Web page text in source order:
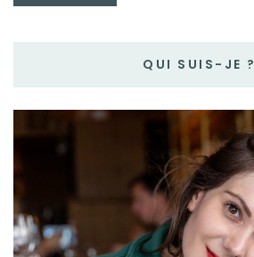
QUI SUIS-JE ?